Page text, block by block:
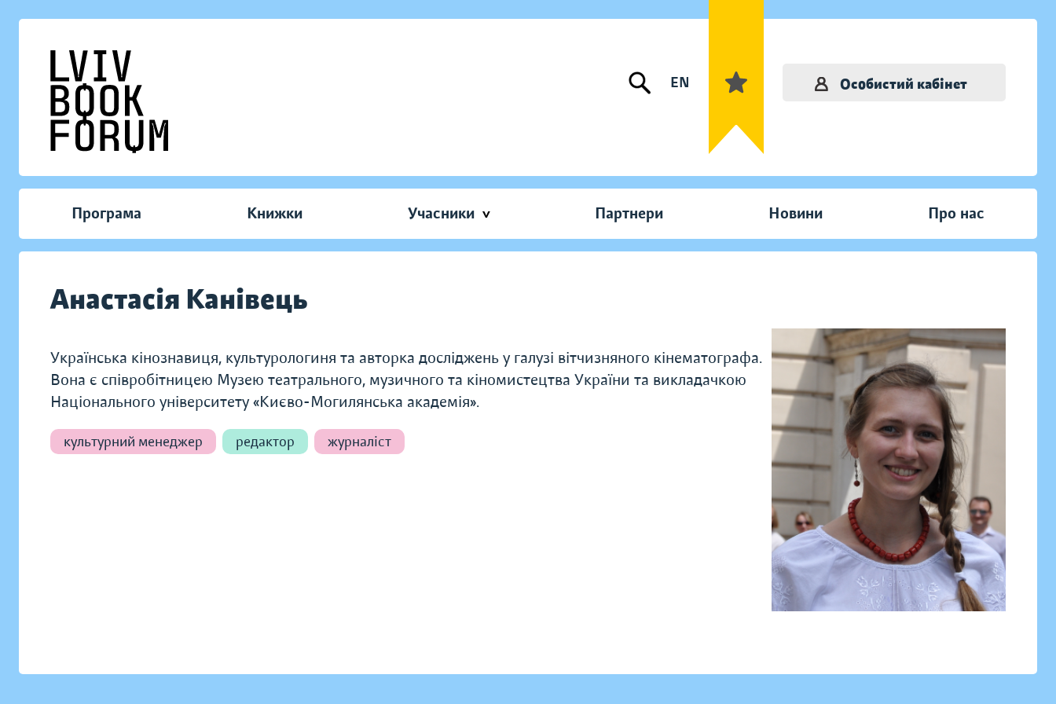
EN Особистий кабінет
Програма Книжки Учасники Партнери Новини Про нас
Анастасія Канівець
Українська кінознавиця, культурологиня та авторка досліджень у галузі вітчизняного кінематографа.
Вона є співробітницею Музею театрального, музичного та кіномистецтва України та викладачкою
Національного університету «Києво-Могилянська академія».
культурний менеджер редактор журналіст